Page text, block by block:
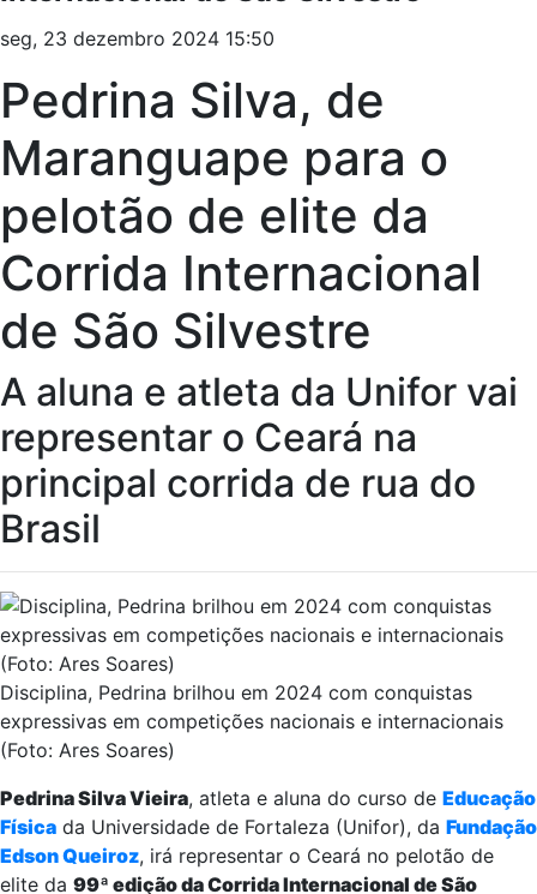
seg, 23 dezembro 2024 15:50
Pedrina Silva, de
Maranguape para o
pelotão de elite da
Corrida Internacional
de São Silvestre
A aluna e atleta da Unifor vai
representar o Ceará na
principal corrida de rua do
Brasil
Disciplina, Pedrina brilhou em 2024 com conquistas
expressivas em competições nacionais e internacionais
(Foto: Ares Soares)
Pedrina Silva Vieira, atleta e aluna do curso de Educação
Física da Universidade de Fortaleza (Unifor), da Fundação
Edson Queiroz, irá representar o Ceará no pelotão de
elite da 99ª edição da Corrida Internacional de São